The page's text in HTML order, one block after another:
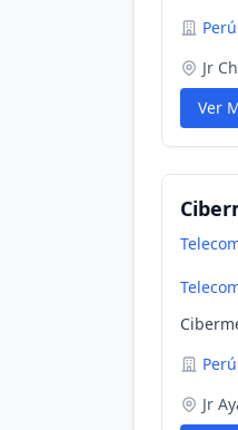
Perú
Jr
Ver
Perú
Jr